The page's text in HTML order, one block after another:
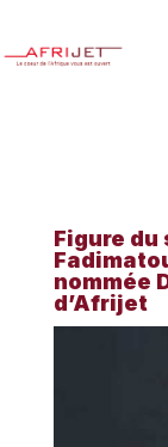
Figure
nommée
d’Afrijet